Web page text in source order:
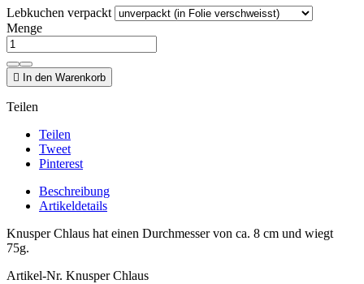
Lebkuchen verpackt
Menge
 In den Warenkorb
Teilen
Teilen
Tweet
Pinterest
Beschreibung
Artikeldetails
Knusper Chlaus hat einen Durchmesser von ca. 8 cm und wiegt
75g.
Artikel-Nr. Knusper Chlaus